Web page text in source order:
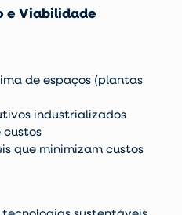
e Viabilidade
de espaços (plantas
industrializados
custos
que minimizam custos